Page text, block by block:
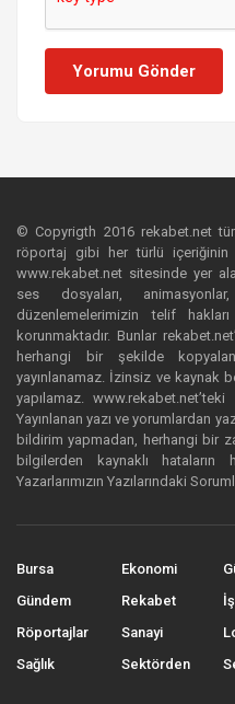
Yorumu Gönder
© Copyrigth 2016 rekabet.net
röportaj gibi her türlü içeriğinin
www.rekabet.net sitesinde yer
ses dosyaları,
düzenlemelerimizin telif
korunmaktadır. Bunlar
herhangi bir şekilde
yayınlanamaz. İzinsiz ve kaynak
yapılamaz.
Yayınlanan yazı ve yorumlardan
bildirim yapmadan, herhangi bir
bilgilerden kaynaklı
Yazarlarımızın Yazılarındaki
Bursa
Gündem
Röportajlar
Sağlık
Ekonomi
Rekabet
Sanayi
Sektörden